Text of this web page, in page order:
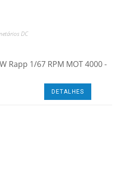
DC
Rapp 1/67 RPM MOT 4000 -
DETALHES